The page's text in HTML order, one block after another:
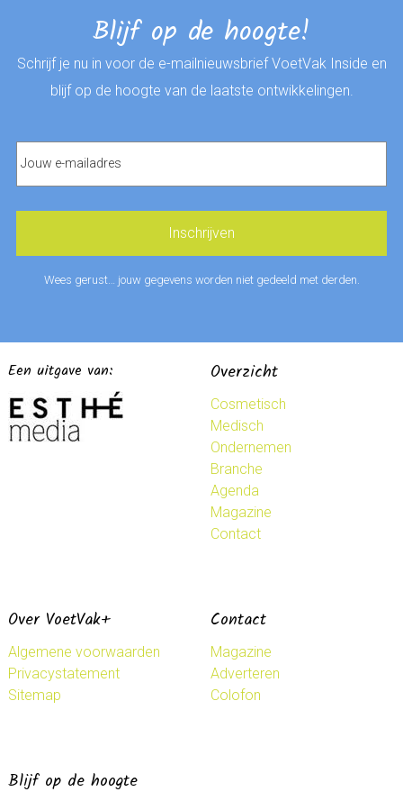
Blijf op de hoogte!
Schrijf je nu in voor de e-mailnieuwsbrief VoetVak Inside en
blijf op de hoogte van de laatste ontwikkelingen.
Wees gerust… jouw gegevens worden niet gedeeld met derden.
Een uitgave van: Overzicht
Cosmetisch
Medisch
Ondernemen
Branche
Agenda
Magazine
Contact
Over VoetVak+
Algemene voorwaarden
Privacystatement
Sitemap
Contact
Magazine
Adverteren
Colofon
Blijf op de hoogte